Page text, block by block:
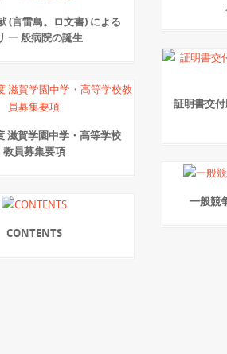
(言雷鳥。ロ文書) による
一 般病院の誕生
証明書交
滋賀学園中学・高等学校
教員募集要項
一般競
CONTENTS